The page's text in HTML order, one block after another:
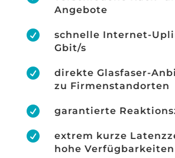
Angebote

schnelle Internet-
Gbit/s

direkte Glasfaser-
zu Firmenstandorten
 garantierte

extrem kurze
hohe Verfügbarkeiten